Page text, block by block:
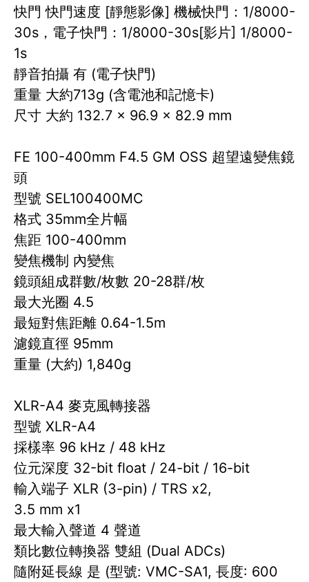
快門 快門速度 [靜態影像] 機械快門：1/8000-
30s，電子快門：1/8000-30s[影片] 1/8000-
1s
靜音拍攝 有 (電子快門)
重量 大約713g (含電池和記憶卡)
尺寸 大約 132.7 × 96.9 × 82.9 mm
FE 100-400mm F4.5 GM OSS 超望遠變焦鏡
頭
型號 SEL100400MC
格式 35mm全片幅
焦距 100-400mm
變焦機制 內變焦
鏡頭組成群數/枚數 20-28群/枚
最大光圈 4.5
最短對焦距離 0.64-1.5m
濾鏡直徑 95mm
重量 (大約) 1,840g
XLR-A4 麥克風轉接器
型號 XLR-A4
採樣率 96 kHz / 48 kHz
位元深度 32-bit float / 24-bit / 16-bit
輸入端子 XLR (3-pin) / TRS x2,
3.5 mm x1
最大輸入聲道 4 聲道
類比數位轉換器 雙組 (Dual ADCs)
隨附延長線 是 (型號: VMC-SA1, 長度: 600